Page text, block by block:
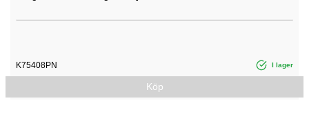
K75408PN I lager
Köp